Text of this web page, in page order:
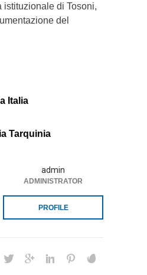
istituzionale di Tosoni,
del
Italia
Tarquinia
admin
ADMINISTRATOR
PROFILE